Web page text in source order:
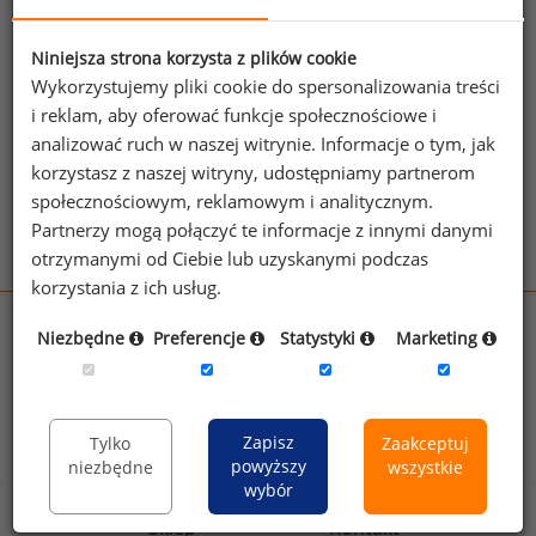
jednego z powyższych stanowisk możesz za
jego pomocą sprawdzić raporty dla
pozostałych.
Wykorzystaj kod
Aby otrzymać darmowy kod dostępu weź udział
wOgólnopolskim Badaniu Wynagrodzeń.
wynagrodzenia.pl
sedlak.pl
kfw.sedlak.pl
badania
HR.pl wskaznikiHR.pl
Sklep Kontakt
Niniejsza strona korzysta z plików cookie
Wykorzystujemy pliki cookie do spersonalizowania treści
i reklam, aby oferować funkcje społecznościowe i
analizować ruch w naszej witrynie. Informacje o tym, jak
korzystasz z naszej witryny, udostępniamy partnerom
społecznościowym, reklamowym i analitycznym.
Partnerzy mogą połączyć te informacje z innymi danymi
otrzymanymi od Ciebie lub uzyskanymi podczas
korzystania z ich usług.
Niezbędne Preferencje Statystyki Marketing
Tylko
niezbędne
Zapisz
powyższy
wybór
Zaakceptuj
wszystkie